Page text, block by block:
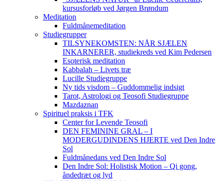
kursusforløb ved Jørgen Brøndum
Meditation
Fuldmånemeditation
Studiegrupper
TILSYNEKOMSTEN: NÅR SJÆLEN
INKARNERER, studiekreds ved Kim Pedersen
Esoterisk meditation
Kabbalah – Livets træ
Lucille Studiegruppe
Ny tids visdom – Guddommelig indsigt
Tarot, Astrologi og Teosofi Studiegruppe
Mazdaznan
Spirituel praksis i TFK
Center for Levende Teosofi
DEN FEMININE GRAL – I
MODERGUDINDENS HJERTE ved Den Indre
Sol
Fuldmånedans ved Den Indre Sol
Den Indre Sol: Holistisk Motion – Qi gong,
åndedræt og lyd